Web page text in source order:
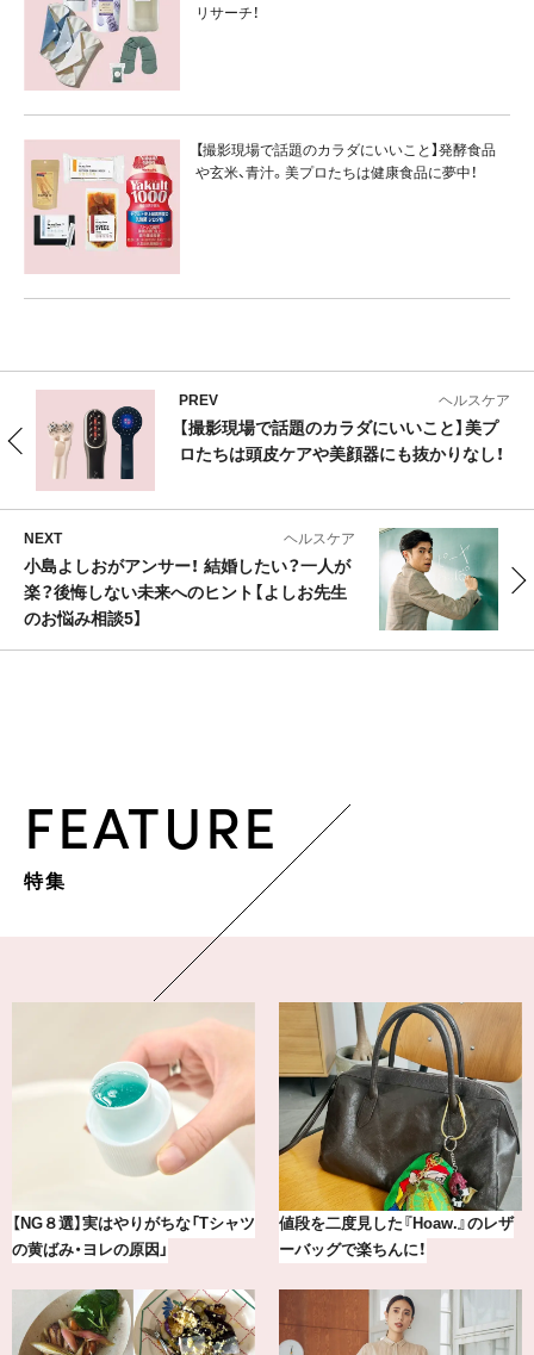
リサーチ！
【撮影現場で話題のカラダにいいこと】発酵食品
や玄米、青汁。美プロたちは健康食品に夢中！
PREV ヘルスケア
【撮影現場で話題のカラダにいいこと】美プ
ロたちは頭皮ケアや美顔器にも抜かりなし！
NEXT ヘルスケア
小島よしおがアンサー！ 結婚したい？一人が
楽？後悔しない未来へのヒント【よしお先生
のお悩み相談5】
FEATURE
特集
【2026年8月】鏡リュウジの12星座
別占い
気分が上がる「フルラ」のアイウェ
アを「眼鏡市場」で探して。